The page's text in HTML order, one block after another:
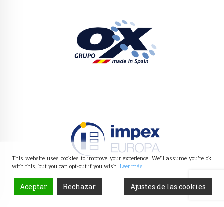
This website uses cookies to improve your experience. We'll assume you're ok
with this, but you can opt-out if you wish. Leer más
Aceptar Rechazar Ajustes de las cookies